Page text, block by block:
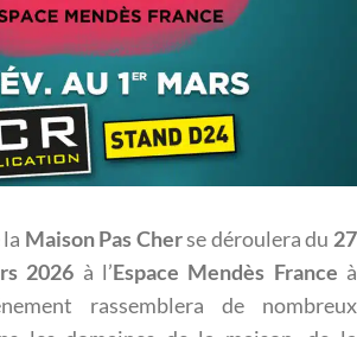
Maison Pas Cherse déroulera du 27
2026 à l’Espace Mendès France à
rassemblera de nombreux